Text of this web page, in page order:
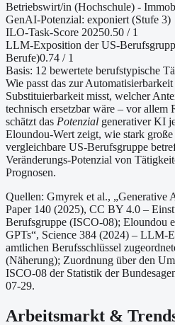
Betriebswirt/in (Hochschule) -
GenAI-Potenzial: exponiert (Stufe 3)
ILO-Task-Score 20250.50 / 1
LLM-Exposition der US-
Berufe)0.74 / 1
Basis: 12 bewertete berufstypische
Wie passt das zur Automatisierbarkeit
Substituierbarkeit misst, welcher
technisch ersetzbar wäre – vor
schätzt das Potenzial generativer KI
Eloundou-Wert zeigt, wie stark
vergleichbare US-Berufsgruppe
Veränderungs-Potenzial von
Prognosen.
Quellen: Gmyrek et al., „Generative
Paper 140 (2025), CC BY 4.0 –
Berufsgruppe (ISCO-08); Eloundou
GPTs“, Science 384 (2024) – LLM-
amtlichen Berufsschlüssel
(Näherung); Zuordnung über den
ISCO-08 der Statistik der
07-29.
Arbeitsmarkt &